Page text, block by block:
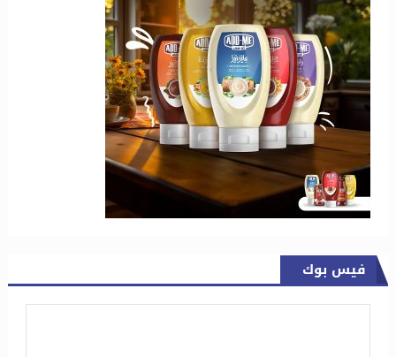
فيس بوك